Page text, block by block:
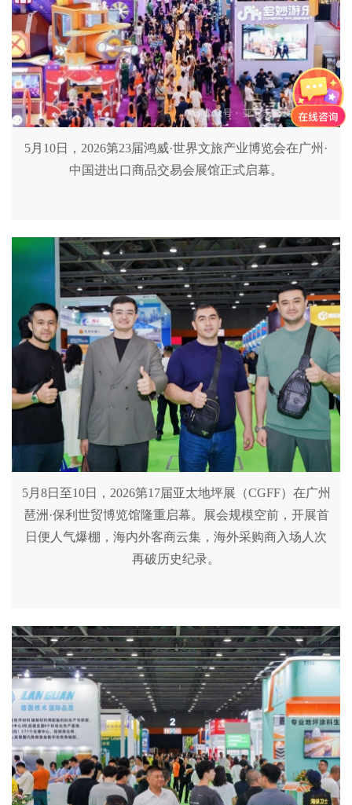
5月10日，2026第23届鸿威·世界文旅产业博览会在广州·
中国进出口商品交易会展馆正式启幕。
5月8日至10日，2026第17届亚太地坪展（CGFF）在广州
琶洲·保利世贸博览馆隆重启幕。展会规模空前，开展首
日便人气爆棚，海内外客商云集，海外采购商入场人次
再破历史纪录。